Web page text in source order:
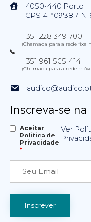
4050-440 Porto
GPS 41°09'38.7"N
+351 228 349 700
(Chamada para a rede fixa
+351 961 505 414
(Chamada para a rede
Inscreva-se
Aceitar
Politica de
Privacidade
*
Ver